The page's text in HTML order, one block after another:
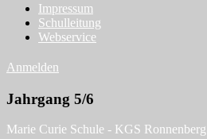
Impressum
Schulleitung
Webservice
Anmelden
Jahrgang 5/6
Marie Curie Schule - KGS Ronnenberg